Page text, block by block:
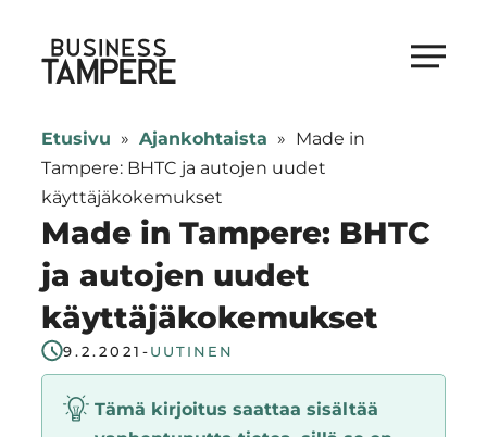
suoraan
sisältöön
Business Tampere
Tampere
supports
talents,
investors
entrepreneurs
in
making
a
smooth
start
Etusivu » Ajankohtaista » Made in
Tampere: BHTC ja autojen uudet
käyttäjäkokemukset
Made in Tampere: BHTC
ja autojen uudet
käyttäjäkokemukset
9.2.2021 -UUTINEN
Tämä kirjoitus saattaa sisältää